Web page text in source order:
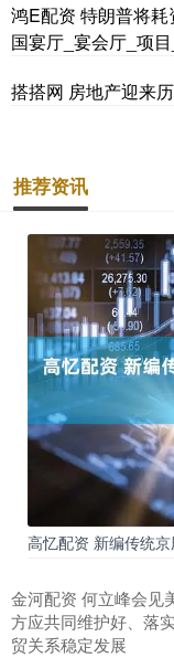
鸿E配资 特朗普将
国宴厅_宴会厅_项
搭搭网 房地产迎来
推荐资讯
高忆配资 新编传统
金河配资 何立峰会见
方应共同维护好、落
贸关系稳定发展